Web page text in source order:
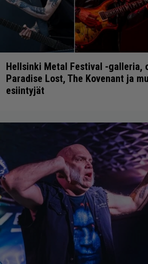
Hellsinki Metal Festival -galleria,
Paradise Lost, The Kovenant ja
esiintyjät